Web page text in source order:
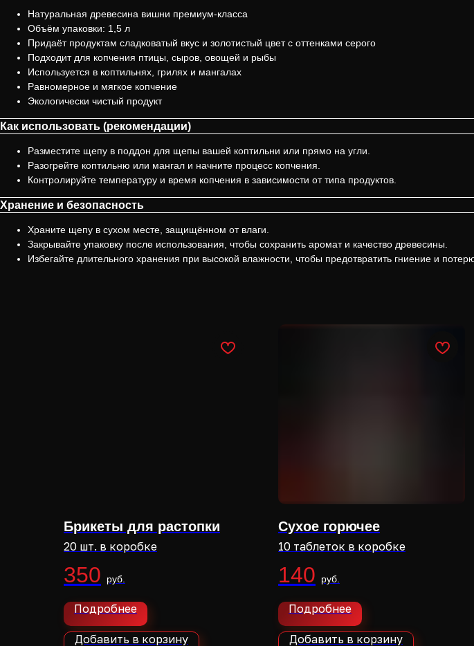
Натуральная древесина вишни премиум-класса
Объём упаковки: 1,5 л
Придаёт продуктам сладковатый вкус и золотистый цвет с оттенками серого
Подходит для копчения птицы, сыров, овощей и рыбы
Используется в коптильнях, грилях и мангалах
Равномерное и мягкое копчение
Экологически чистый продукт
Как использовать (рекомендации)
Разместите щепу в поддон для щепы вашей коптильни или прямо на угли.
Разогрейте коптильню или мангал и начните процесс копчения.
Контролируйте температуру и время копчения в зависимости от типа продуктов.
Хранение и безопасность
Храните щепу в сухом месте, защищённом от влаги.
Закрывайте упаковку после использования, чтобы сохранить аромат и качество древесины.
Избегайте длительного хранения при высокой влажности, чтобы предотвратить гниение и
Брикеты для растопки
20 шт. в коробке
350
Подробнее
Добавить в корзину
Сухое горючее
10 таблеток в коробке
140
Подробнее
Добавить в корзину